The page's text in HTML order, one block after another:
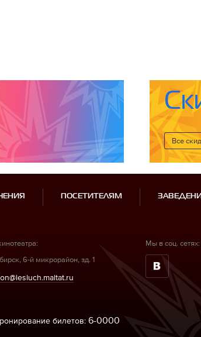
Все
ПОСЕТИТЕЛЯМ
6-й микрорайон, зд. 1
Мы в соц. сетях:
билетов: 6-0000